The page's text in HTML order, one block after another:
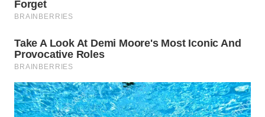
WN
MADURA
WN
SURABAYA
WN
NATUNA